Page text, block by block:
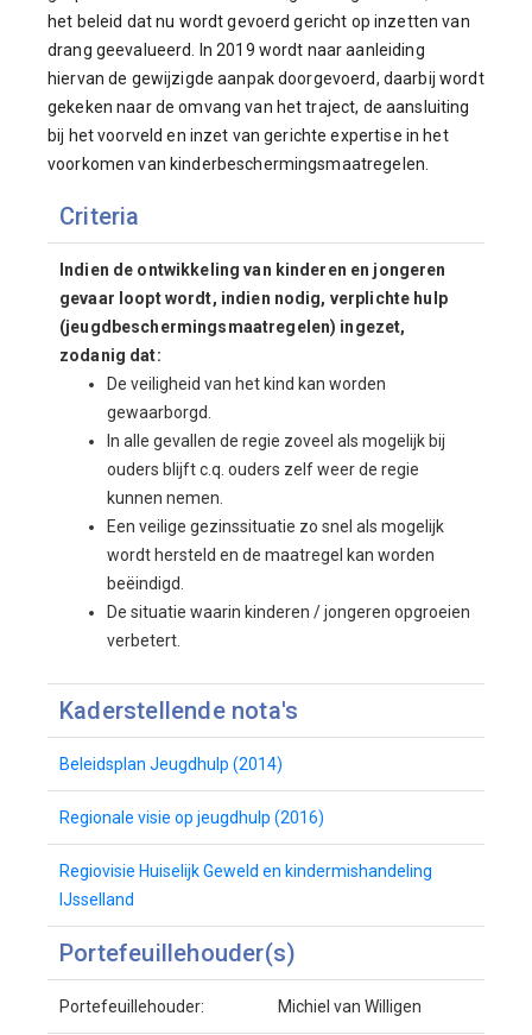
het beleid dat nu wordt gevoerd gericht op inzetten van
drang geevalueerd. In 2019 wordt naar aanleiding
hiervan de gewijzigde aanpak doorgevoerd, daarbij wordt
gekeken naar de omvang van het traject, de aansluiting
bij het voorveld en inzet van gerichte expertise in het
voorkomen van kinderbeschermingsmaatregelen.
Criteria
Indien de ontwikkeling van kinderen en jongeren
gevaar loopt wordt, indien nodig, verplichte hulp
(jeugdbeschermingsmaatregelen) ingezet,
zodanig dat:
De veiligheid van het kind kan worden
gewaarborgd.
In alle gevallen de regie zoveel als mogelijk bij
ouders blijft c.q. ouders zelf weer de regie
kunnen nemen.
Een veilige gezinssituatie zo snel als mogelijk
wordt hersteld en de maatregel kan worden
beëindigd.
De situatie waarin kinderen / jongeren opgroeien
verbetert.
Kaderstellende nota's
Beleidsplan Jeugdhulp (2014)
Regionale visie op jeugdhulp (2016)
Regiovisie Huiselijk Geweld en kindermishandeling
IJsselland
Portefeuillehouder(s)
Portefeuillehouder: Michiel van Willigen